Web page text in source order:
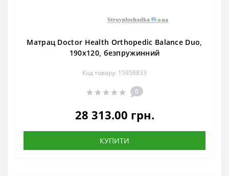
Матрац Doctor Health Orthopedic Balance Duo,
190x120, безпружинний
Код товару: 15958833
0
28 313.00 грн.
КУПИТИ